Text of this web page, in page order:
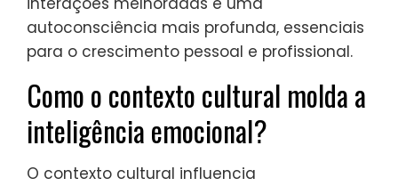
autoconsciência mais profunda, essenciais
para o crescimento pessoal e profissional.
Como o contexto cultural molda a
inteligência emocional?
O contexto cultural influencia